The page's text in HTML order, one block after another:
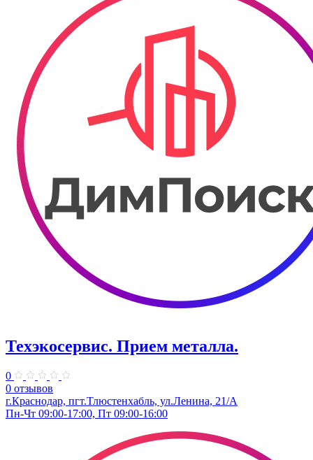
Техэкосервис. Прием металла.
0
0 отзывов
г.Краснодар, пгт.Тлюстенхабль, ул.Ленина, 21/А
Пн-Чт 09:00-17:00, Пт 09:00-16:00